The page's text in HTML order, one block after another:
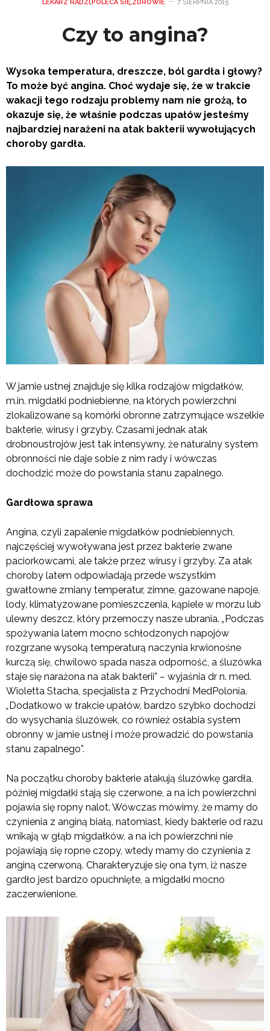
LEKARZ RADZI POLECA SIĘ, ZDROWIE 7 SIERPNIA 2015
Czy to angina?
Wysoka temperatura, dreszcze, ból gardła i głowy?
To może być angina. Choć wydaje się, że w trakcie
wakacji tego rodzaju problemy nam nie grożą, to
okazuje się, że właśnie podczas upałów jesteśmy
najbardziej narażeni na atak bakterii wywołujących
choroby gardła.
W jamie ustnej znajduje się kilka rodzajów migdałków,
m.in. migdałki podniebienne, na których powierzchni
zlokalizowane są komórki obronne zatrzymujące wszelkie
bakterie, wirusy i grzyby. Czasami jednak atak
drobnoustrojów jest tak intensywny, że naturalny system
obronności nie daje sobie z nim rady i wówczas
dochodzić może do powstania stanu zapalnego.
Gardłowa sprawa
Angina, czyli zapalenie migdałków podniebiennych,
najczęściej wywoływana jest przez bakterie zwane
paciorkowcami, ale także przez wirusy i grzyby. Za atak
choroby latem odpowiadają przede wszystkim
gwałtowne zmiany temperatur, zimne, gazowane napoje,
lody, klimatyzowane pomieszczenia, kąpiele w morzu lub
ulewny deszcz, który przemoczy nasze ubrania. „Podczas
spożywania latem mocno schłodzonych napojów
rozgrzane wysoką temperaturą naczynia krwionośne
kurczą się, chwilowo spada nasza odporność, a śluzówka
staje się narażona na atak bakterii” – wyjaśnia dr n. med.
Wioletta Stacha, specjalista z Przychodni MedPolonia.
„Dodatkowo w trakcie upałów, bardzo szybko dochodzi
do wysychania śluzówek, co również osłabia system
obronny w jamie ustnej i może prowadzić do powstania
stanu zapalnego”.
Na początku choroby bakterie atakują śluzówkę gardła,
później migdałki stają się czerwone, a na ich powierzchni
pojawia się ropny nalot. Wówczas mówimy, że mamy do
czynienia z anginą białą, natomiast, kiedy bakterie od razu
wnikają w głąb migdałków, a na ich powierzchni nie
pojawiają się ropne czopy, wtedy mamy do czynienia z
anginą czerwoną. Charakteryzuje się ona tym, iż nasze
gardło jest bardzo opuchnięte, a migdałki mocno
zaczerwienione.